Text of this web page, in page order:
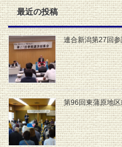
最近の投稿
連合新潟第27回
第96回東蒲原地